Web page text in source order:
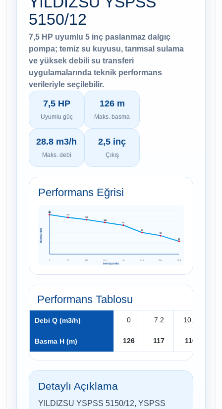
5150/12
7,5 HP uyumlu 5 inç paslanmaz dalgıç
pompa; temiz su kuyusu, tarımsal sulama
ve yüksek debili su transferi
uygulamalarında teknik performans
verileriyle seçilebilir.
7,5 HP
Uyumlu güç
126 m
Maks. basma
28.8 m3/h
Maks. debi
2,5 inç
Çıkış
Performans Eğrisi
126
117
110
101
92
69
59
41
7.2 10.8 14.4 18 21.6 25.2 28.8
Debi Q (m3/h)
Basma H (m)
Performans Tablosu
Debi Q (m3/h) 0 7.2 10.8
Basma H (m) 126 117 110
Detaylı Açıklama
YILDIZSU YSPSS 5150/12, YSPSS